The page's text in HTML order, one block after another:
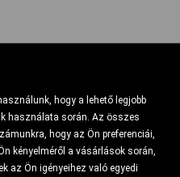
hogy a lehető legjobb
használata során. Az összes
hogy az Ön preferenciái,
kényelméről a vásárlások során,
az Ön igényeihez való egyedi